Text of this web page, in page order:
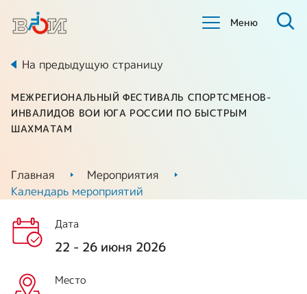
Меню
На предыдущую страницу
МЕЖРЕГИОНАЛЬНЫЙ ФЕСТИВАЛЬ СПОРТСМЕНОВ-
ИНВАЛИДОВ ВОИ ЮГА РОССИИ ПО БЫСТРЫМ
ШАХМАТАМ
Главная
Мероприятия
Календарь мероприятий
Дата
22 - 26 июня 2026
Место